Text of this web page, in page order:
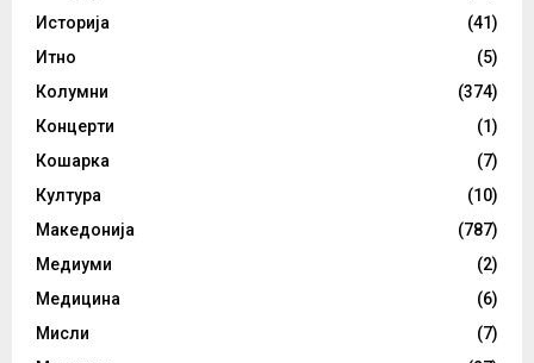
Историја
(41)
Итно
(5)
Колумни
(374)
Концерти
(1)
Кошарка
(7)
Култура
(10)
Македонија
(787)
Медиуми
(2)
Медицина
(6)
Мисли
(7)